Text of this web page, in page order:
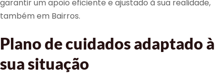
garantir um apoio eficiente e ajustado à sua realidade,
também em Bairros.
Plano de cuidados adaptado à
sua situação